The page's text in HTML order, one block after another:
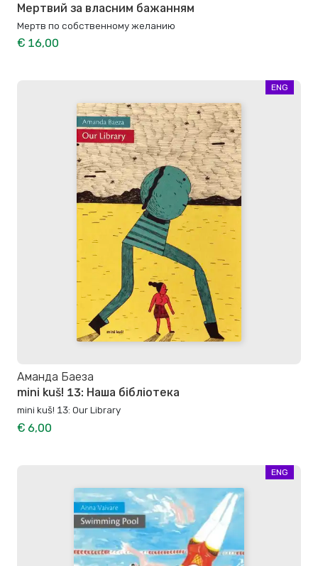
Мертвий за власним бажанням
Мертв по собственному желанию
€ 16,00
ENG
Аманда Баеза
mini kuš! 13: Наша бібліотека
mini kuš! 13: Our Library
€ 6,00
ENG